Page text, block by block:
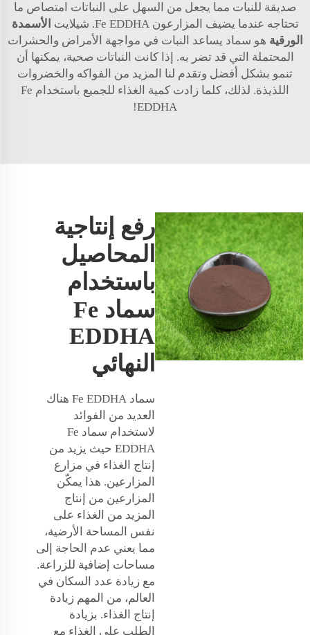
صديقة للنبات مما يجعل من السهل على النباتات امتصاص ما
تحتاجه عندما يضيف المزارعون Fe EDDHA. شيلايت
الأسمدة
الورقية هو سماد يساعد النبات في مواجهة الأمراض والحشرات
المحتملة التي قد تضر به. إذا كانت النباتات صحية، يمكنها أن
تنمو بشكل أفضل وتقدم لنا المزيد من الفواكه والخضروات
اللذيذة. لذلك، كلما زادت كمية الغذاء للجميع باستخدام Fe
EDDHA!
رفع إنتاجية
المحاصيل
باستخدام
سماد Fe
EDDHA
النهائي
سماد Fe EDDHA هناك
العديد من الفوائد
لاستخدام سماد Fe
EDDHA حيث يزيد من
إنتاج الغذاء في مزارع
المزارعين. هذا يمكّن
المزارعين من إنتاج
المزيد من الغذاء على
نفس المساحة الأرضية،
مما يعني عدم الحاجة إلى
مساحات إضافية للزراعة.
مع زيادة عدد السكان في
العالم، من المهم زيادة
إنتاج الغذاء. بزيادة
الطلب على الغذاء مع